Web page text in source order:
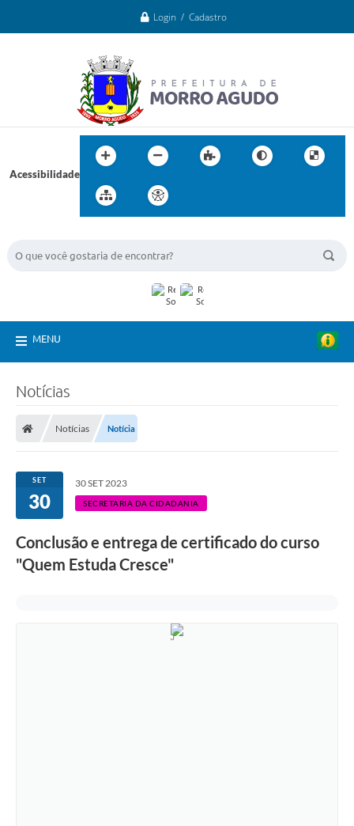
Login / Cadastro
Acessibilidade
MENU
Notícias
Notícias Notícia
SET
30
30 SET 2023
SECRETARIA DA CIDADANIA
Conclusão e entrega de certificado do curso
"Quem Estuda Cresce"